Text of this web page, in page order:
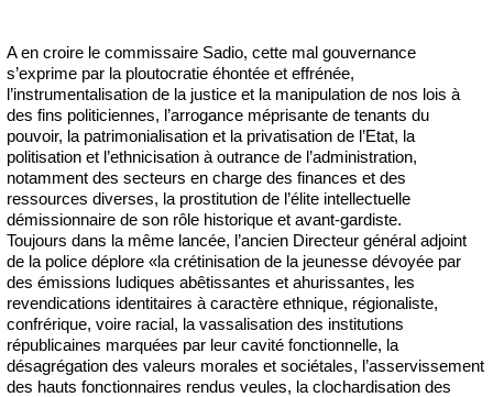
A en croire le commissaire Sadio, cette mal gouvernance
s’exprime par la ploutocratie éhontée et effrénée,
l’instrumentalisation de la justice et la manipulation de nos lois à
des fins politiciennes, l’arrogance méprisante de tenants du
pouvoir, la patrimonialisation et la privatisation de l’Etat, la
politisation et l’ethnicisation à outrance de l’administration,
notamment des secteurs en charge des finances et des
ressources diverses, la prostitution de l’élite intellectuelle
démissionnaire de son rôle historique et avant-gardiste.
Toujours dans la même lancée, l’ancien Directeur général adjoint
de la police déplore «la crétinisation de la jeunesse dévoyée par
des émissions ludiques abêtissantes et ahurissantes, les
revendications identitaires à caractère ethnique, régionaliste,
confrérique, voire racial, la vassalisation des institutions
républicaines marquées par leur cavité fonctionnelle, la
désagrégation des valeurs morales et sociétales, l’asservissement
des hauts fonctionnaires rendus veules, la clochardisation des